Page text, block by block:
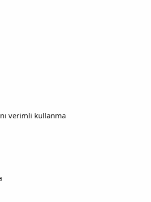
verimli kullanma